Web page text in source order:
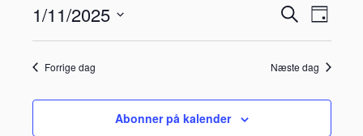
1
og
Søg
efter
begivenheder
Dag
1/11/2025
Vælg
dato.
Forrige dag Næste dag
Abonner på kalender